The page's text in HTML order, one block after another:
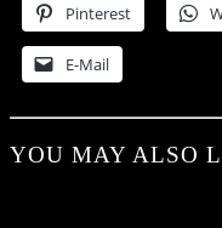
Pinterest
E-Mail
YOU MAY ALSO